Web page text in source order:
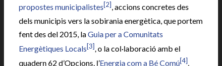
propostes municipalistes[2], accions concretes des
dels municipis vers la sobirania energètica, que portem
fent des del 2015, laGuia per a Comunitats
Energètiques Locals[3], o la col·laboració amb el
quadern 62 d’Opcions, l’Energia com a Bé Comú[4].